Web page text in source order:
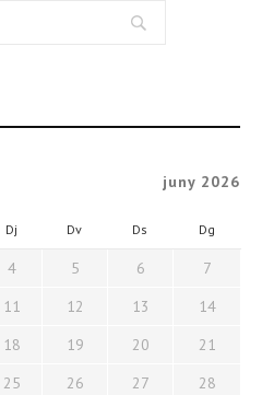
juny 2026
Dj Dv Ds Dg
4 5 6
7
11 12 13
14
18 19 20
21
25 26 27
28